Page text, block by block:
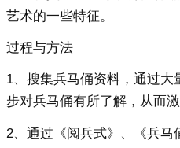
艺术的一些特征。
过程与方法
1、搜集兵马俑资料，通过大
步对兵马俑有所了解，从而
2、通过《阅兵式》、《兵